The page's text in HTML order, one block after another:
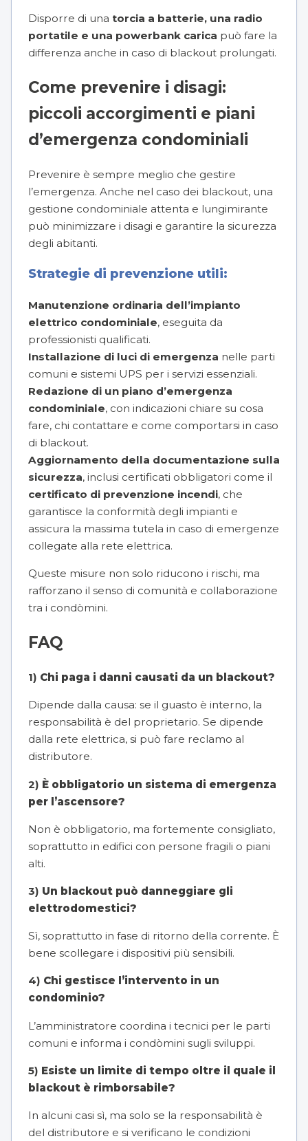
Disporre di una torcia a batterie, una radio
portatile e una powerbank carica può fare la
differenza anche in caso di blackout prolungati.
Come prevenire i disagi:
piccoli accorgimenti e piani
d’emergenza condominiali
Prevenire è sempre meglio che gestire
l’emergenza. Anche nel caso dei blackout, una
gestione condominiale attenta e lungimirante
può minimizzare i disagi e garantire la sicurezza
degli abitanti.
Strategie di prevenzione utili:
Manutenzione ordinaria dell’impianto
elettrico condominiale, eseguita da
professionisti qualificati.
Installazione di luci di emergenza nelle parti
comuni e sistemi UPS per i servizi essenziali.
Redazione di un piano d’emergenza
condominiale, con indicazioni chiare su cosa
fare, chi contattare e come comportarsi in caso
di blackout.
Aggiornamento della documentazione sulla
sicurezza, inclusi certificati obbligatori come il
certificato di prevenzione incendi, che
garantisce la conformità degli impianti e
assicura la massima tutela in caso di emergenze
collegate alla rete elettrica.
Queste misure non solo riducono i rischi, ma
rafforzano il senso di comunità e collaborazione
tra i condòmini.
FAQ
1) Chi paga i danni causati da un blackout?
Dipende dalla causa: se il guasto è interno, la
responsabilità è del proprietario. Se dipende
dalla rete elettrica, si può fare reclamo al
distributore.
2) È obbligatorio un sistema di emergenza
per l’ascensore?
Non è obbligatorio, ma fortemente consigliato,
soprattutto in edifici con persone fragili o piani
alti.
3) Un blackout può danneggiare gli
elettrodomestici?
Sì, soprattutto in fase di ritorno della corrente. È
bene scollegare i dispositivi più sensibili.
4) Chi gestisce l’intervento in un
condominio?
L’amministratore coordina i tecnici per le parti
comuni e informa i condòmini sugli sviluppi.
5) Esiste un limite di tempo oltre il quale il
blackout è rimborsabile?
In alcuni casi sì, ma solo se la responsabilità è
del distributore e si verificano le condizioni